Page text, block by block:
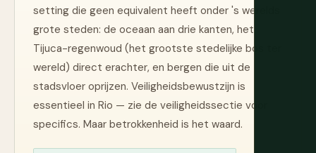
setting die geen equivalent heeft onder 's werelds
grote steden: de oceaan aan drie kanten, het
Tijuca-regenwoud (het grootste stedelijke bos ter
wereld) direct erachter, en bergen die uit de
stadsvloer oprijzen. Veiligheidsbewustzijn is
essentieel in Rio — zie de veiligheidssectie voor
specifics. Maar betrokkenheid is het waard.